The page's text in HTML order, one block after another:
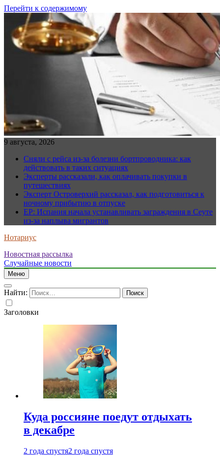
Перейти к содержимому
9 августа, 2026
Сняли с рейса из-за болезни бортпроводника: как
действовать в таких ситуациях
Эксперты рассказали, как оплачивать покупки в
путешествиях
Эксперт Островерхий рассказал, как подготовиться к
ночному прибытию в отпуске
EP: Испания начала устанавливать заграждения в Сеуте
из-за наплыва мигрантов
Нотариус
Новостная рассылка
Случайные новости
Меню
Найти:
Заголовки
Куда россияне поедут отдыхать
в декабре
2 года спустя2 года спустя